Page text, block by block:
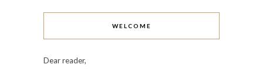
WELCOME
Dear reader,